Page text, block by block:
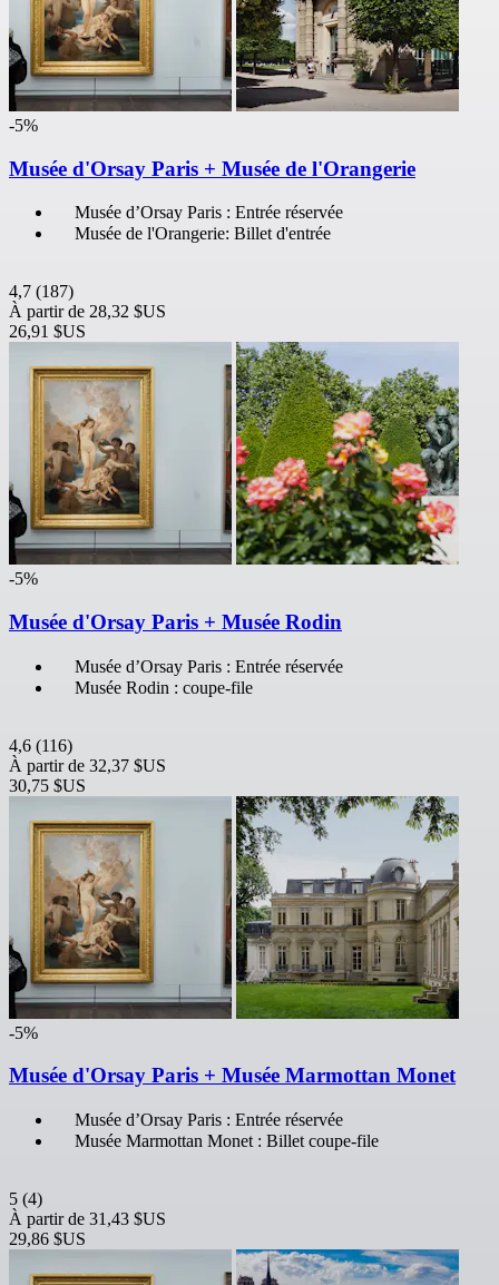
-5%
Musée d'Orsay Paris + Musée de l'Orangerie
Musée d’Orsay Paris : Entrée réservée
Musée de l'Orangerie: Billet d'entrée
4,7 (187)
À partir de 28,32 $US
26,91 $US
-5%
Musée d'Orsay Paris + Musée Rodin
Musée d’Orsay Paris : Entrée réservée
Musée Rodin : coupe-file
4,6 (116)
À partir de 32,37 $US
30,75 $US
-5%
Musée d'Orsay Paris + Musée Marmottan Monet
Musée d’Orsay Paris : Entrée réservée
Musée Marmottan Monet : Billet coupe-file
5 (4)
À partir de 31,43 $US
29,86 $US